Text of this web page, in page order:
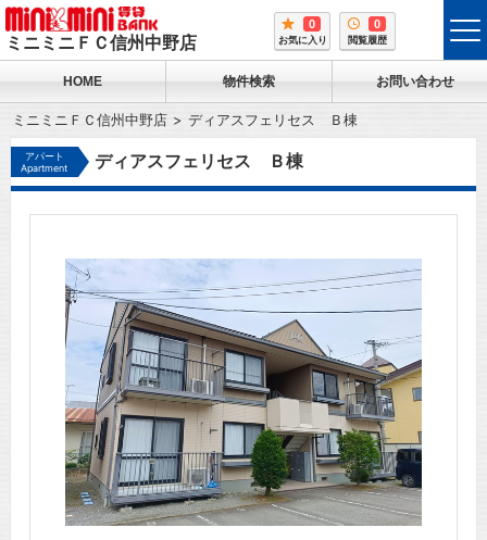
ミニミニＦＣ信州中野店
0
お気に入り
0
閲覧履歴
HOME 物件検索 お問い合わせ
ミニミニＦＣ信州中野店 ディアスフェリセス Ｂ棟
アパート
Apartment
ディアスフェリセス Ｂ棟